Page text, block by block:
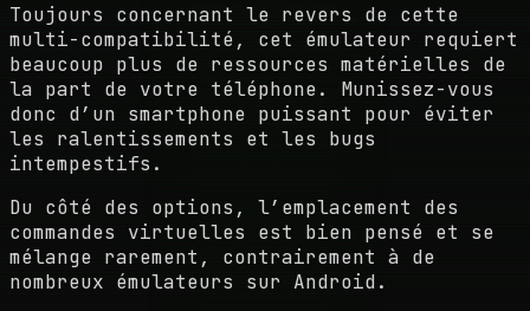
Toujours concernant le revers de cette
multi-compatibilité, cet émulateur requiert
beaucoup plus de ressources matérielles de
la part de votre téléphone. Munissez-vous
donc d’un smartphone puissant pour éviter
les ralentissements et les bugs
intempestifs.
Du côté des options, l’emplacement des
commandes virtuelles est bien pensé et se
mélange rarement, contrairement à de
nombreux émulateurs sur Android.